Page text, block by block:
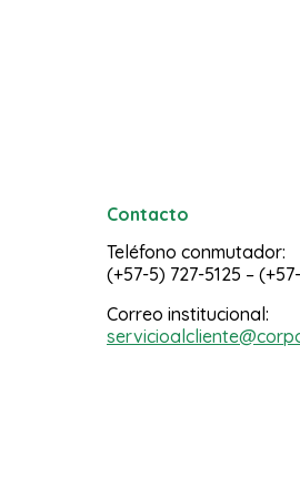
Contacto
Teléfono conmutador:
(+57-5) 727-5125 –
Correo institucional: